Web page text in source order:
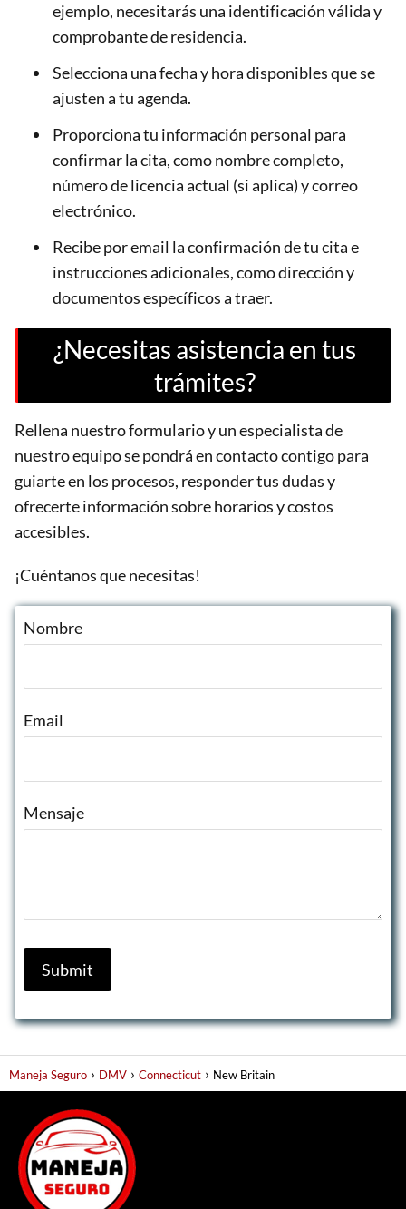
ejemplo, necesitarás una identificación válida y
comprobante de residencia.
Selecciona una fecha y hora disponibles que se
ajusten a tu agenda.
Proporciona tu información personal para
confirmar la cita, como nombre completo,
número de licencia actual (si aplica) y correo
electrónico.
Recibe por email la confirmación de tu cita e
instrucciones adicionales, como dirección y
documentos específicos a traer.
¿Necesitas asistencia en tus
trámites?
Rellena nuestro formulario y un especialista de
nuestro equipo se pondrá en contacto contigo para
guiarte en los procesos, responder tus dudas y
ofrecerte información sobre horarios y costos
accesibles.
¡Cuéntanos que necesitas!
Nombre
Email
Mensaje
Maneja Seguro DMV Connecticut New Britain